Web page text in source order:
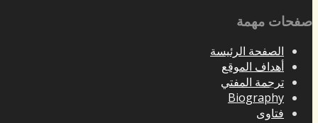
صفحات مهمة
الصفحة الرئيسة
أهداف الموقع
ترجمة المفتي
Biography
فتاوى